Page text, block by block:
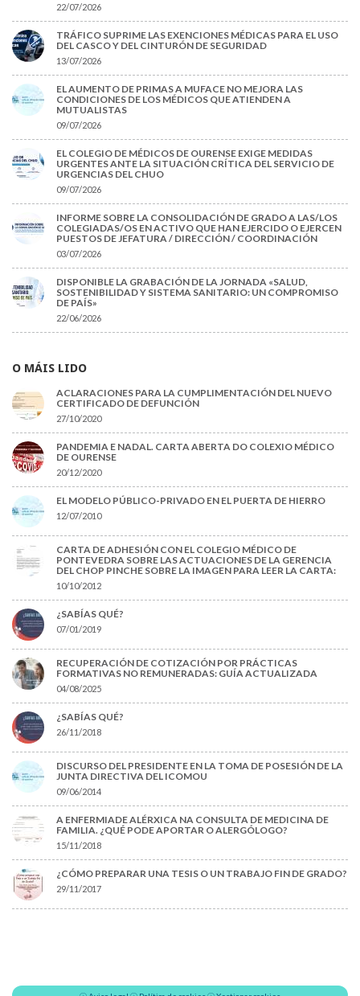
22/07/2026
TRÁFICO SUPRIME LAS EXENCIONES MÉDICAS PARA EL USO
DEL CASCO Y DEL CINTURÓN DE SEGURIDAD
13/07/2026
EL AUMENTO DE PRIMAS A MUFACE NO MEJORA LAS
CONDICIONES DE LOS MÉDICOS QUE ATIENDEN A
MUTUALISTAS
09/07/2026
EL COLEGIO DE MÉDICOS DE OURENSE EXIGE MEDIDAS
URGENTES ANTE LA SITUACIÓN CRÍTICA DEL SERVICIO DE
URGENCIAS DEL CHUO
09/07/2026
INFORME SOBRE LA CONSOLIDACIÓN DE GRADO A LAS/LOS
COLEGIADAS/OS EN ACTIVO QUE HAN EJERCIDO O EJERCEN
PUESTOS DE JEFATURA / DIRECCIÓN / COORDINACIÓN
03/07/2026
DISPONIBLE LA GRABACIÓN DE LA JORNADA «SALUD,
SOSTENIBILIDAD Y SISTEMA SANITARIO: UN COMPROMISO
DE PAÍS»
22/06/2026
O MÁIS LIDO
ACLARACIONES PARA LA CUMPLIMENTACIÓN DEL NUEVO
CERTIFICADO DE DEFUNCIÓN
27/10/2020
PANDEMIA E NADAL. CARTA ABERTA DO COLEXIO MÉDICO
DE OURENSE
20/12/2020
EL MODELO PÚBLICO-PRIVADO EN EL PUERTA DE HIERRO
12/07/2010
CARTA DE ADHESIÓN CON EL COLEGIO MÉDICO DE
PONTEVEDRA SOBRE LAS ACTUACIONES DE LA GERENCIA
DEL CHOP PINCHE SOBRE LA IMAGEN PARA LEER LA CARTA:
10/10/2012
¿SABÍAS QUÉ?
07/01/2019
RECUPERACIÓN DE COTIZACIÓN POR PRÁCTICAS
FORMATIVAS NO REMUNERADAS: GUÍA ACTUALIZADA
04/08/2025
¿SABÍAS QUÉ?
26/11/2018
DISCURSO DEL PRESIDENTE EN LA TOMA DE POSESIÓN DE LA
JUNTA DIRECTIVA DEL ICOMOU
09/06/2014
A ENFERMIADE ALÉRXICA NA CONSULTA DE MEDICINA DE
FAMILIA. ¿QUÉ PODE APORTAR O ALERGÓLOGO?
15/11/2018
¿CÓMO PREPARAR UNA TESIS O UN TRABAJO FIN DE GRADO?
29/11/2017